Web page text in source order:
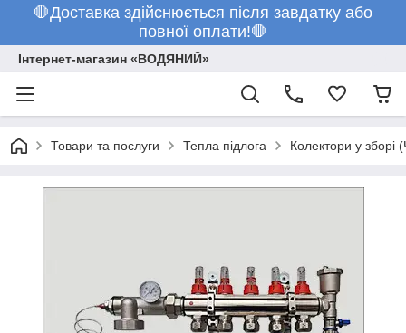
🛑Доставка здійснюється після завдатку або
повної оплати!🛑
Інтернет-магазин «ВОДЯНИЙ»
Товари та послуги Тепла підлога Колектори у зборі